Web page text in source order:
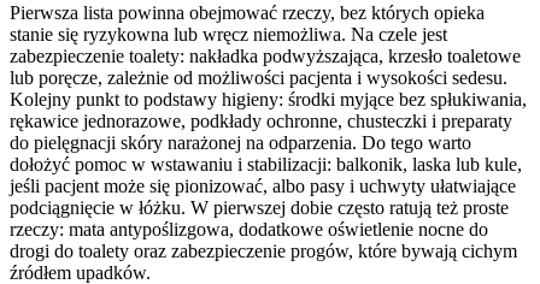
Pierwsza lista powinna obejmować rzeczy, bez których opieka
stanie się ryzykowna lub wręcz niemożliwa. Na czele jest
zabezpieczenie toalety: nakładka podwyższająca, krzesło toaletowe
lub poręcze, zależnie od możliwości pacjenta i wysokości sedesu.
Kolejny punkt to podstawy higieny: środki myjące bez spłukiwania,
rękawice jednorazowe, podkłady ochronne, chusteczki i preparaty
do pielęgnacji skóry narażonej na odparzenia. Do tego warto
dołożyć pomoc w wstawaniu i stabilizacji: balkonik, laska lub kule,
jeśli pacjent może się pionizować, albo pasy i uchwyty ułatwiające
podciągnięcie w łóżku. W pierwszej dobie często ratują też proste
rzeczy: mata antypoślizgowa, dodatkowe oświetlenie nocne do
drogi do toalety oraz zabezpieczenie progów, które bywają cichym
źródłem upadków.